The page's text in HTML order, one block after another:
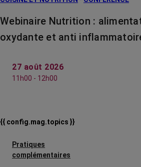
Webinaire Nutrition :
oxydante et anti
27 août 2026
11h00 - 12h00
{{ config.mag.topics }}
Pratiques
complémentaires